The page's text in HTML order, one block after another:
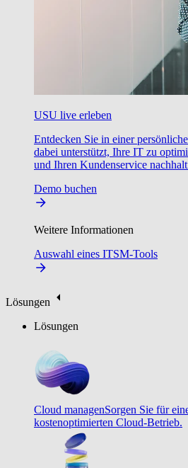
USU live erleben
Entdecken Sie in einer
dabei unterstützt, Ihre IT zu
und Ihren Kundenservice
Demo buchen
Weitere Informationen
Auswahl eines ITSM-Tools
Lösungen
Lösungen
Cloud managenSorgen Sie für
kostenoptimierten Cloud-Betrieb.